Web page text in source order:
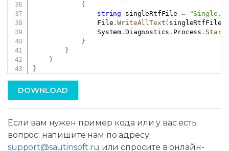
{
string singleRtfFile =
                File
.WriteAllText( singleRtfFile
                System
. Diagnostics . Process . Start
}
}
}
}
DOWNLOAD
Если вам нужен пример кода или у вас есть
вопрос: напишите нам по адресу
support@sautinsoft.ru или спросите в онлайн-